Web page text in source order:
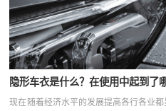
隐形车衣是什么？在使用中起到了
现在随着经济水平的发展提高各行各业